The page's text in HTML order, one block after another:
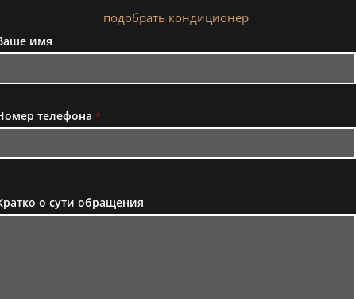
подобрать кондиционер
имя
телефона *
о сути обращения